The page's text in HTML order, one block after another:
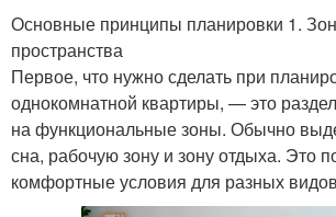
Основные принципы планировки 1.
пространства
Первое, что нужно сделать при
однокомнатной квартиры, — это
на функциональные зоны. Обычно
сна, рабочую зону и зону отдыха. Это
комфортные условия для разных